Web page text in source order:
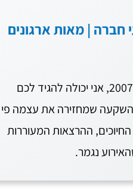
חברה | מאות ארגונים
בתור מומחית עם ניסיון של למעלה מ-5,000 פרויקטי וידאו מאז 2007, אני יכולה להגיד לכם
השקעה שמחזירה את עצמה פי
ההרצאות המעוררות
נגמר.